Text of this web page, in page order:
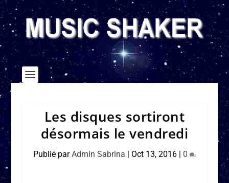
Les disques sortiront
désormais le vendredi
Publié parAdmin Sabrina | Oct 13, 2016| 0